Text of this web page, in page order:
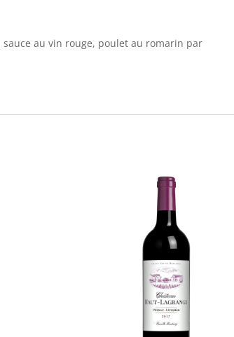
au vin rouge, poulet au romarin par